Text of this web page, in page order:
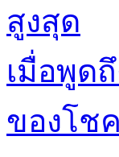
สูงสุด
เมื่อพูด
ของโช